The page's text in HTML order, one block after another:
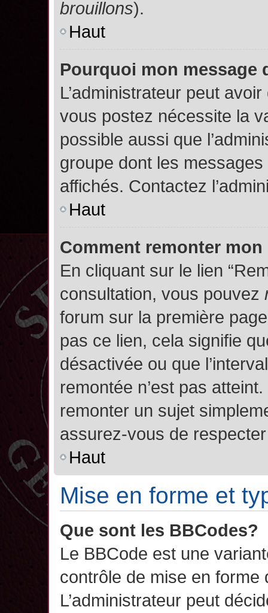
brouillons).
Haut
Pourquoi mon message
L’administrateur peut
vous postez nécessite la
possible aussi que
groupe dont les
affichés. Contactez
Haut
Comment remonter
En cliquant sur le lien
consultation, vous pouvez
forum sur la première
pas ce lien, cela signifie
désactivée ou que
remontée n’est pas
remonter un sujet
assurez-vous de
Haut
Mise en forme et
Que sont les BBCodes?
Le BBCode est une
contrôle de mise en forme
L’administrateur peut